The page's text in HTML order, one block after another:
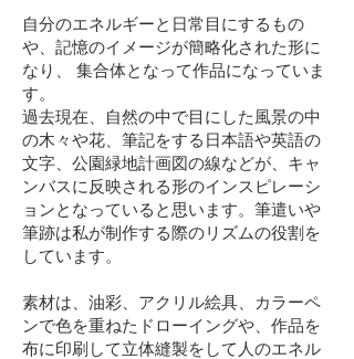
自分のエネルギーと日常目にするもの
や、記憶のイメージが簡略化された形に
なり、 集合体となって作品になっていま
す。
過去現在、自然の中で目にした風景の中
の木々や花、筆記をする日本語や英語の
文字、公園緑地計画図の線などが、キャ
ンバスに反映される形のインスピレーシ
ョンとなっていると思います。筆遣いや
筆跡は私が制作する際のリズムの役割を
しています。
素材は、油彩、アクリル絵具、カラーペ
ンで色を重ねたドローイングや、作品を
布に印刷して立体縫製をして人のエネル